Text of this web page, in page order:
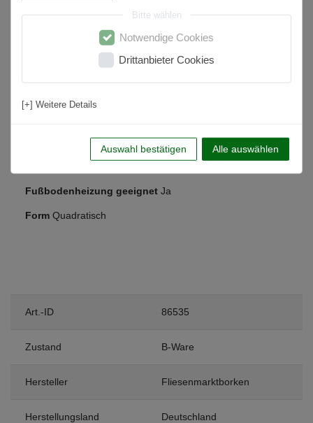
Anthrazit
Feinsteinzeug
Nutzungsbereich
Boden & Wand
Fußbodenheizung geeignet Ja
Form Quadratisch
Art.-ID 86535
Zustand B-Ware
Hersteller Fliesenmarktborken
Herstellungsland Deutschland
Bitte wählen
Notwendige Cookies
Drittanbieter Cookies
[+] Weitere Details
Auswahl bestätigen Alle auswählen